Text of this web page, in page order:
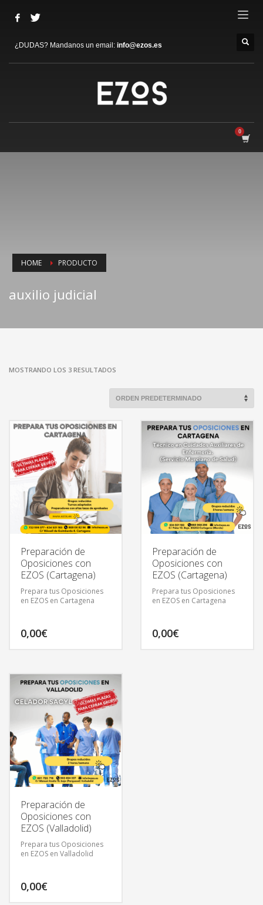
¿DUDAS? Mandanos un email: info@ezos.es
HOME PRODUCTO
auxilio judicial
MOSTRANDO LOS 3 RESULTADOS
Preparación de
Oposiciones con
EZOS (Cartagena)
Prepara tus Oposiciones
en EZOS en Cartagena
0,00€
Preparación de
Oposiciones con
EZOS (Cartagena)
Prepara tus Oposiciones
en EZOS en Cartagena
0,00€
Preparación de
Oposiciones con
EZOS (Valladolid)
Prepara tus Oposiciones
en EZOS en Valladolid
0,00€